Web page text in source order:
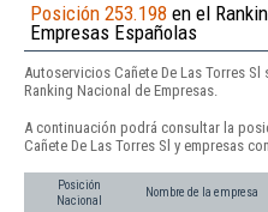
Posición 253.198 en el
Empresas Españolas
Autoservicios Cañete De Las Torres Sl
Ranking Nacional de Empresas.
A continuación podrá consultar la
Cañete De Las Torres Sl y empresas
Posición
Nacional
Nombre de la empresa